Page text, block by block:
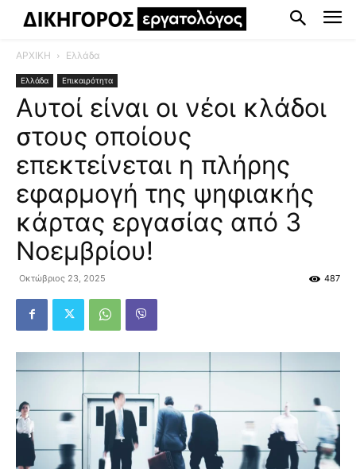
ΑΡΧΙΚΗ Ελλάδα
Ελλάδα Επικαιρότητα
Αυτοί είναι οι νέοι κλάδοι
στους οποίους
επεκτείνεται η πλήρης
εφαρμογή της ψηφιακής
κάρτας εργασίας από 3
Νοεμβρίου!
Οκτώβριος 23, 2025 487